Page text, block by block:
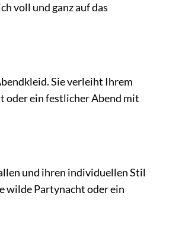
voll und ganz auf das
Sie verleiht Ihrem
oder ein festlicher Abend mit
und ihren individuellen Stil
wilde Partynacht oder ein